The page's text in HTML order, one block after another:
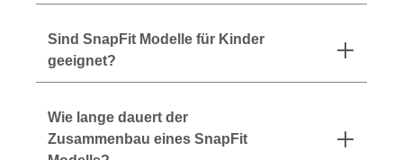
Sind SnapFit Modelle für Kinder
geeignet?
Wie lange dauert der
Zusammenbau eines SnapFit